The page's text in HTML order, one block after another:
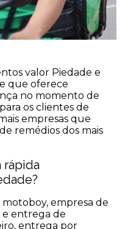
valor Piedade e
que oferece
no momento de
os clientes de
empresas que
remédios dos mais
rápida
empresa de
entrega de
entrega por